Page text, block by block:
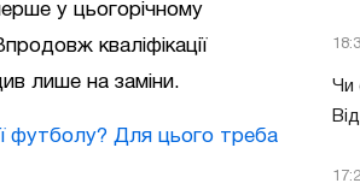
Чи
у цьогорічному
кваліфікації
лише на заміни.
футболу? Для цього треба